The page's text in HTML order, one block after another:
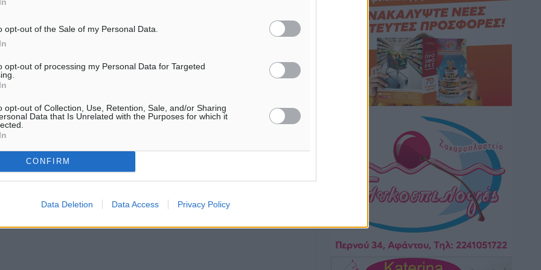
opt-out of the Sale of my Personal Data.
opt-out of processing my Personal Data for Targeted
opt-out of Collection, Use, Retention, Sale, and/or Sharing
Data that Is Unrelated with the Purposes for which it
CONFIRM
Data Deletion Data Access Privacy Policy
αναζήτησης
μας στο Google News ★ ↗
μετακίνησης που έγινε μέρος της
καθημερινότητας
Τοπικές Ειδήσεις• πριν 44 λεπτά
Ερώτηση Μπελέρη σε Κομισιόν για τη
δημιουργία «σύγχρονου Ευρωπαϊκού
Ταμείου Αντιμετώπισης Φυσικών
πριν 2 ώρες
Έκκληση γονέων για να λειτουργήσει ο
Βρεφονηπιακός Σταθμός Κάσου
Τοπικές Ειδήσεις• πριν 2 ώρες
Ακρίβεια: Σημαντικές οι διατακτικές
Ειδήσεις πριν 2 ώρες